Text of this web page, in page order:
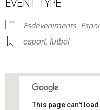
Esdeveniments
esport, futbol
This page can't